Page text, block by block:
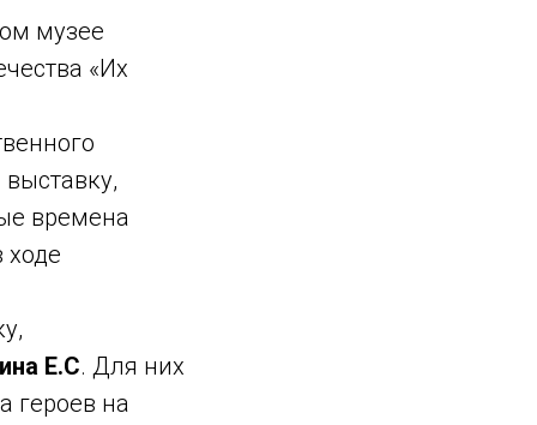
музее
«Их
времена
Е.С. Для них
героев на